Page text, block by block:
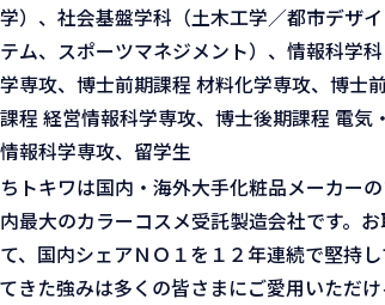
）、社会基盤学科（土木工学／都市デザ
ム、スポーツマネジメント）、情報科学
専攻、博士前期課程 材料化学専攻、博士
程 経営情報科学専攻、博士後期課程 電
報科学専攻、留学生
トキワは国内・海外大手化粧品メーカー
最大のカラーコスメ受託製造会社です。
、国内シェアＮＯ１を１２年連続で堅持
きた強みは多くの皆さまにご愛用いただけ